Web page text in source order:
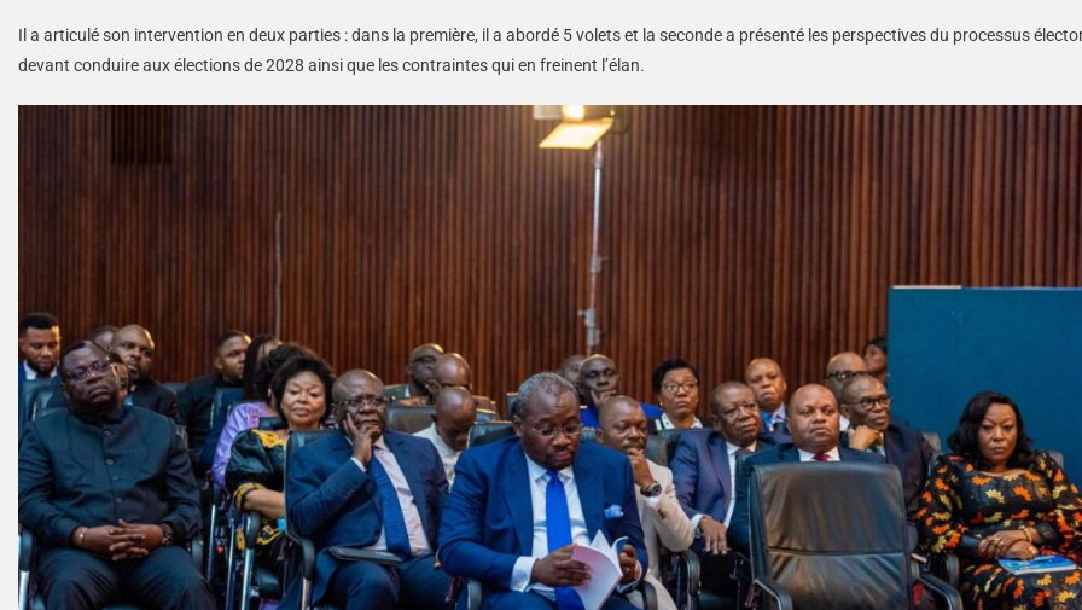
Il a articulé son intervention en deux parties : dans la première, il a abordé 5 volets et la seconde a présenté les perspectives du processus
devant conduire aux élections de 2028 ainsi que les contraintes qui en freinent l’élan.